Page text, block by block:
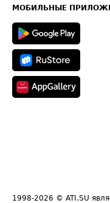
Техническая информация
МОБИЛЬНЫЕ
1998-2026 © ATI.SU